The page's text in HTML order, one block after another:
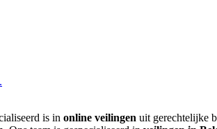
is in online veilingen uit gerechtelijke